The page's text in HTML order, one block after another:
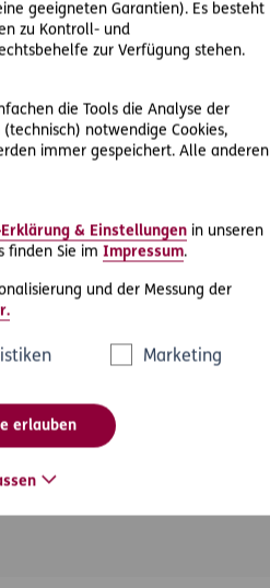
geeigneten Garantien). Es besteht
zu Kontroll- und
zur Verfügung stehen.
die Tools die Analyse der
notwendige Cookies,
immer gespeichert. Alle anderen
& Einstellungen in unseren
finden Sie im Impressum.
und der Messung der
Marketing
erlauben
kleinen
Reise
Vorwärts